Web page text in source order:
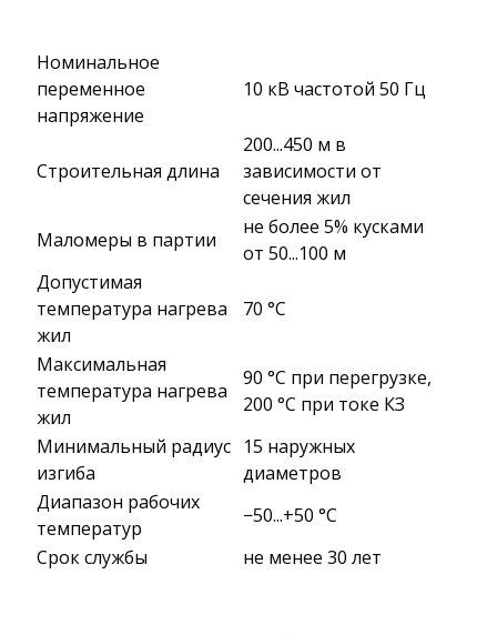
Номинальное
переменное
напряжение
10 кВ частотой 50 Гц
Строительная длина
200...450 м в
зависимости от
сечения жил
Маломеры в партии
не более 5% кусками
от 50...100 м
Допустимая
температура нагрева
жил
70 °C
Максимальная
температура нагрева
жил
90 °C при перегрузке,
200 °C при токе КЗ
Минимальный радиус
изгиба
15 наружных
диаметров
Диапазон рабочих
температур
−50...+50 °C
Срок службы
не менее 30 лет